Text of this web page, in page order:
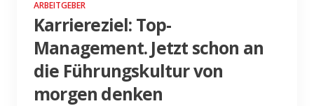
ARBEITGEBER
Karriereziel: Top-
Management. Jetzt schon an
die Führungskultur von
morgen denken